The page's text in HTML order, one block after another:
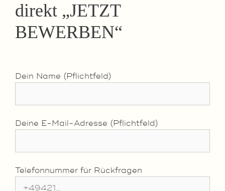
direkt „JETZT
BEWERBEN“
Dein Name (Pflichtfeld)
Deine E-Mail-Adresse (Pflichtfeld)
Telefonnummer für Rückfragen